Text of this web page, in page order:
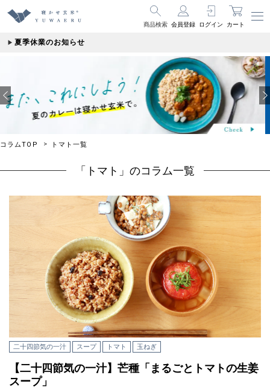
商品検索 会員登録 ログイン カート
夏季休業のお知らせ
コラムTOP トマト一覧
「トマト」のコラム一覧
二十四節気の一汁 スープ トマト 玉ねぎ
【二十四節気の一汁】芒種「まるごとトマトの生姜
スープ」